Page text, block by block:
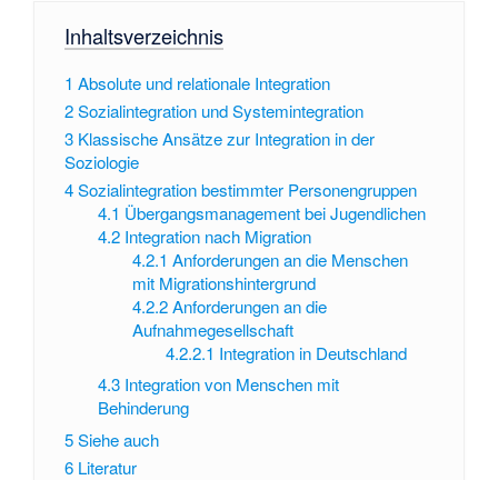
Inhaltsverzeichnis
1 Absolute und relationale Integration
2Sozialintegration und Systemintegration
3 Klassische Ansätze zur Integration in der
Soziologie
4Sozialintegration bestimmter Personengruppen
4.1 Übergangsmanagement bei Jugendlichen
4.2 Integration nach Migration
4.2.1 Anforderungen an die Menschen
mit Migrationshintergrund
4.2.2 Anforderungen an die
Aufnahmegesellschaft
4.2.2.1 Integration in Deutschland
4.3 Integration von Menschen mit
Behinderung
5Siehe auch
6 Literatur